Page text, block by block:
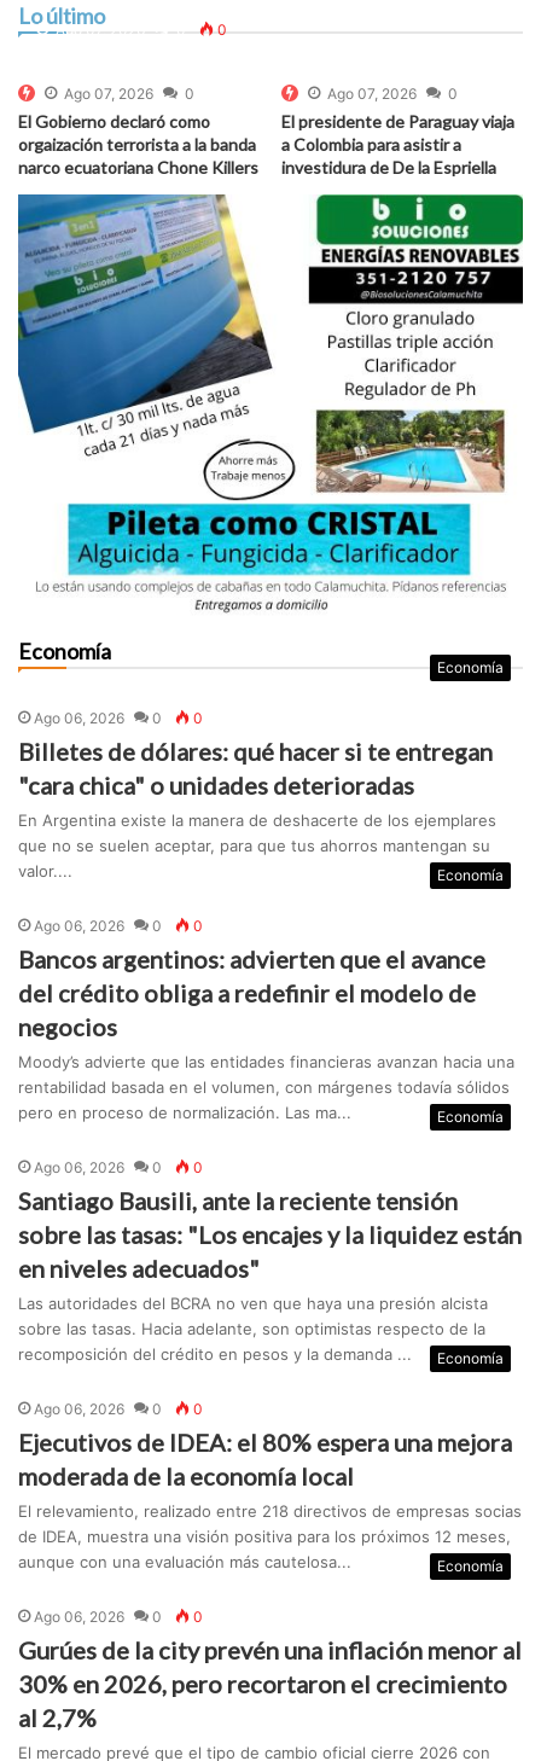
Lo último
para prevenir accidentes
Ago 07, 2026 0 0
Ago 07, 2026 0
El Gobierno declaró como
orgaización terrorista a la banda
narco ecuatoriana Chone Killers
Ago 07, 2026 0
El presidente de Paraguay viaja
a Colombia para asistir a
investidura de De la Espriella
Economía
Economía
Ago 06, 2026 0 0
Billetes de dólares: qué hacer si te entregan
"cara chica" o unidades deterioradas
En Argentina existe la manera de deshacerte de los ejemplares
que no se suelen aceptar, para que tus ahorros mantengan su
valor....
Economía
Ago 06, 2026 0 0
Bancos argentinos: advierten que el avance
del crédito obliga a redefinir el modelo de
negocios
Moody’s advierte que las entidades financieras avanzan hacia una
rentabilidad basada en el volumen, con márgenes todavía sólidos
pero en proceso de normalización. Las ma...
Economía
Ago 06, 2026 0 0
Santiago Bausili, ante la reciente tensión
sobre las tasas: "Los encajes y la liquidez están
en niveles adecuados"
Las autoridades del BCRA no ven que haya una presión alcista
sobre las tasas. Hacia adelante, son optimistas respecto de la
recomposición del crédito en pesos y la demanda ...
Economía
Ago 06, 2026 0 0
Ejecutivos de IDEA: el 80% espera una mejora
moderada de la economía local
El relevamiento, realizado entre 218 directivos de empresas socias
de IDEA, muestra una visión positiva para los próximos 12 meses,
aunque con una evaluación más cautelosa...
Economía
Ago 06, 2026 0 0
Gurúes de la city prevén una inflación menor al
30% en 2026, pero recortaron el crecimiento
al 2,7%
El mercado prevé que el tipo de cambio oficial cierre 2026 con